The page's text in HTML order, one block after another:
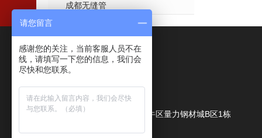
成都无缝管
联系我们
成都鑫力量商贸有限公司
公司地址：
成都市金牛区量力钢材城B区1栋
联系人：
朱经理
请您留言
感谢您的关注，当前客服人员不在
线，请填写一下您的信息，我们会
尽快和您联系。